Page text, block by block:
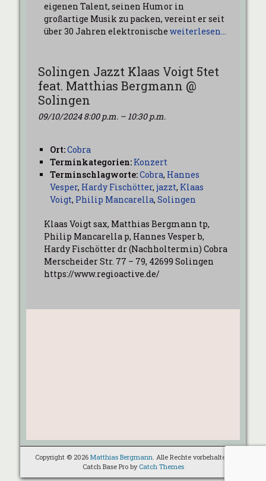
eigenen Talent, seinen Humor in
großartige Musik zu packen, vereint er seit
über 30 Jahren elektronische weiterlesen…
Solingen Jazzt Klaas Voigt 5tet
feat. Matthias Bergmann @
Solingen
09/10/2024 8:00 p.m. – 10:30 p.m.
Ort:Cobra
Terminkategorien: Konzert
Terminschlagworte:Cobra, Hannes
Vesper, Hardy Fischötter, jazzt, Klaas
Voigt, Philip Mancarella, Solingen
Klaas Voigt sax, Matthias Bergmann tp,
Philip Mancarella p, Hannes Vesper b,
Hardy Fischötter dr (Nachholtermin) Cobra
Merscheider Str. 77 – 79, 42699 Solingen
https://www.regioactive.de/
Copyright © 2026 Matthias Bergmann. Alle Rechte vorbehalten.
Catch Base Pro by Catch Themes